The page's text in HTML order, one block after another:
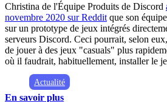
Christina de l'Équipe Produits de Discord
novembre 2020 sur Reddit que son
sur un prototype de jeux intégrés
serveurs Discord. Ceci pourrait, selon
de jouer à des jeux "casuals" plus
où il faudrait, habituellement, installer le
Actualité
En savoir plus